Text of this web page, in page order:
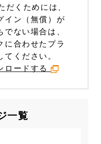
くためには、
ン（無償）が
ない場合は、
に合わせたプラ
ください。
ードする
一覧